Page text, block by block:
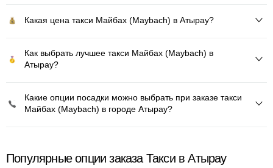
Какая цена такси Майбах (Maybach) в Атырау?
Как выбрать лучшее такси Майбах (Maybach) в
Атырау?
Какие опции посадки можно выбрать при заказе такси
Майбах (Maybach) в городе Атырау?
Популярные опции заказа Такси в Атырау